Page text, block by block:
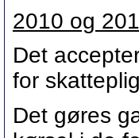
2010 og
Det
for
Det gøres